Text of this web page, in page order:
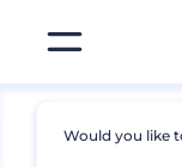
Would you like